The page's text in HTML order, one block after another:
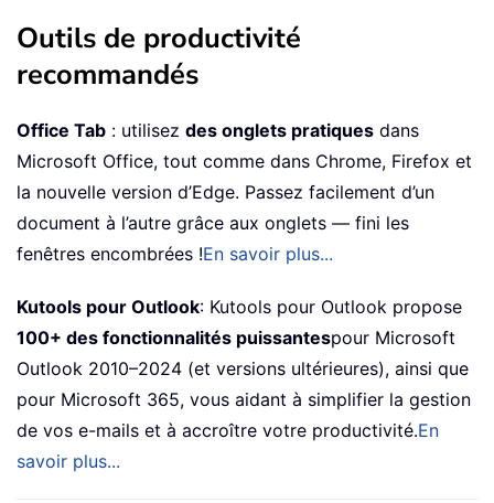
Outils de productivité
recommandés
Office Tab : utilisez des onglets pratiques dans
Microsoft Office, tout comme dans Chrome, Firefox et
la nouvelle version d’Edge. Passez facilement d’un
document à l’autre grâce aux onglets — fini les
fenêtres encombrées !En savoir plus...
Kutools pour Outlook: Kutools pour Outlook propose
100+ des fonctionnalités puissantespour Microsoft
Outlook 2010–2024 (et versions ultérieures), ainsi que
pour Microsoft 365, vous aidant à simplifier la gestion
de vos e-mails et à accroître votre productivité.En
savoir plus...